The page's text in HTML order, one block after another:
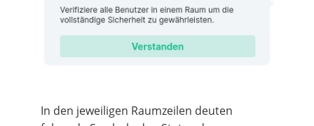
In den jeweiligen Raumzeilen deuten